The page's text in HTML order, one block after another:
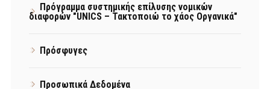
Πρόγραμμα συστημικής επίλυσης νομικών
διαφορών "UNICS – Τακτοποιώ το χάος Οργανικά"
Πρόσφυγες
Προσωπικά Δεδομένα